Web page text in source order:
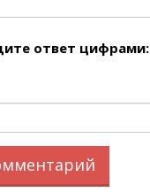
ответ цифрами: